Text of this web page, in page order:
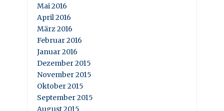
Mai 2016
April 2016
März 2016
Februar 2016
Januar 2016
Dezember 2015
November 2015
Oktober 2015
September 2015
August 2015